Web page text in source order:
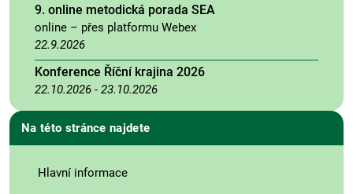
9. online metodická porada SEA
online – přes platformu Webex
22.9.2026
Konference Říční krajina 2026
22.10.2026 - 23.10.2026
Na této stránce najdete
Hlavní informace